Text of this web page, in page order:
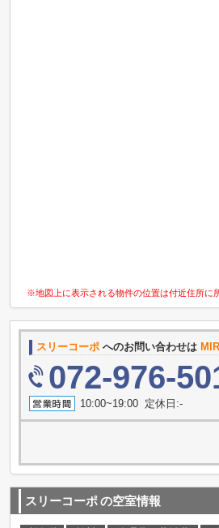
※地図上に表示される物件の位置は付近住所に
スリーコーポ へのお問い合わせは
072-976-
10:00~19:00 定休日:-
スリーコーポの空室情報